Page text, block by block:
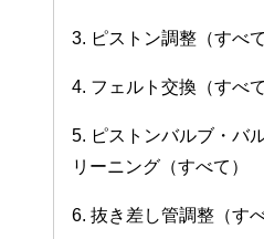
3. ピストン調整（すべて
4. フェルト交換（すべて
5. ピストンバルブ・バ
リーニング（すべて）
6. 抜き差し管調整（すべ